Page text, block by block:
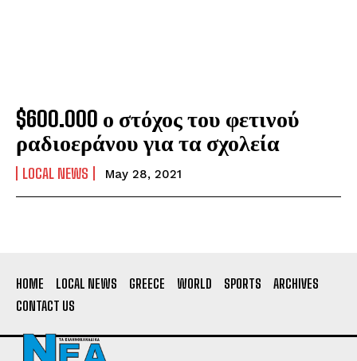
$600.000 ο στόχος του φετινού
ραδιοεράνου για τα σχολεία
LOCAL NEWS May 28, 2021
HOME LOCAL NEWS GREECE WORLD SPORTS
ARCHIVES
CONTACT US